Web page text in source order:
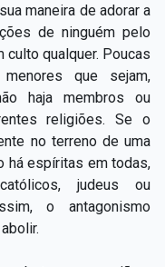
maneira de adorar a
de ninguém pelo
qualquer. Poucas
que sejam,
haja membros ou
religiões. Se o
no terreno de uma
há espíritas em todas,
judeus ou
o antagonismo